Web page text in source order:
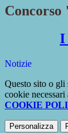
I
Notizie
Questo sito o gli
cookie
COOKIE
Personalizza